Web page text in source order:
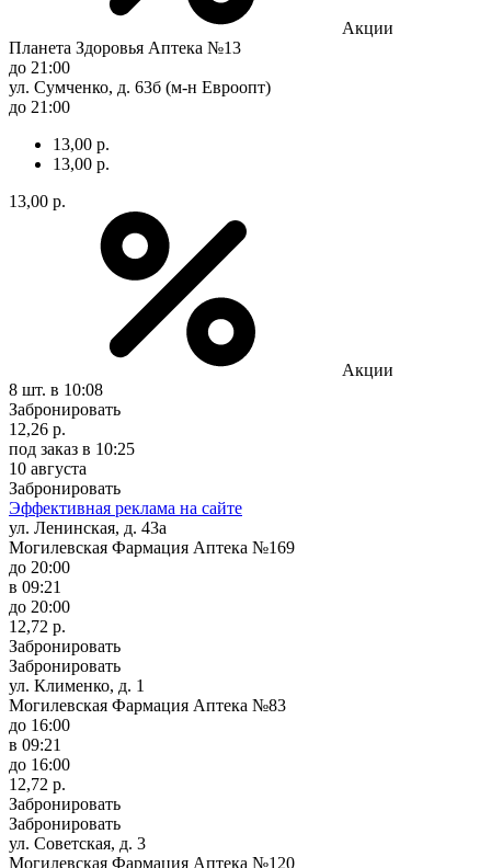
Акции
Планета Здоровья Аптека №13
до 21:00
ул. Сумченко, д. 63б (м-н Евроопт)
до 21:00
13,00 р.
13,00 р.
13,00 р.
Акции
8 шт. в 10:08
Забронировать
12,26 р.
под заказ в 10:25
10 августа
Забронировать
Эффективная реклама на сайте
ул. Ленинская, д. 43а
Могилевская Фармация Аптека №169
до 20:00
в 09:21
до 20:00
12,72 р.
Забронировать
Забронировать
ул. Клименко, д. 1
Могилевская Фармация Аптека №83
до 16:00
в 09:21
до 16:00
12,72 р.
Забронировать
Забронировать
ул. Советская, д. 3
Могилевская Фармация Аптека №120